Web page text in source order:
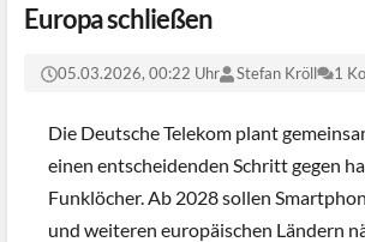
Europa schließen
05.03.2026, 00:22 Uhr Stefan Kröll 1
Die Deutsche Telekom plant
einen entscheidenden Schritt gegen
Funklöcher. Ab 2028 sollen
und weiteren europäischen Ländern